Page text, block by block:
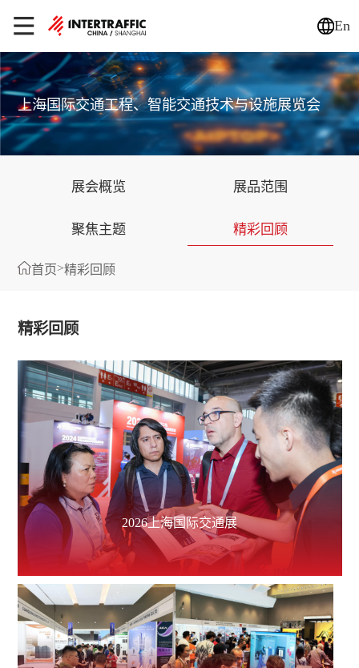
En
上海国际交通工程、智能交通技术与设施展览会
展会概览 展品范围
聚焦主题 精彩回顾
首页>精彩回顾
精彩回顾
2026上海国际交通展